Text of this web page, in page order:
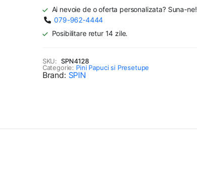
12mm
cantitate
Ai nevoie de o oferta personalizata? Suna-ne!
079-962-4444
Posibilitare retur 14 zile.
SKU: SPN4128
Categorie: Pini Papuci si Presetupe
Brand: SPIN